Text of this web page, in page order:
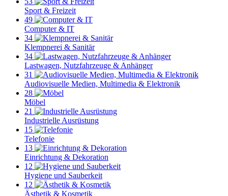
Sport & Freizeit
49
Computer & IT
34
Klempnerei & Sanitär
34
Lastwagen, Nutzfahrzeuge & Anhänger
31
Audiovisuelle Medien, Multimedia & Elektronik
28
Möbel
21
Industrielle Ausrüstung
15
Telefonie
13
Einrichtung & Dekoration
12
Hygiene und Sauberkeit
12
Ästhetik & Kosmetik